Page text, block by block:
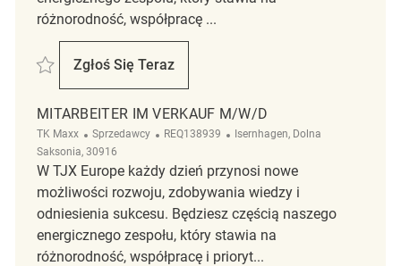
różnorodność, współpracę ...
Zapisać Mitarbeiter im Verkauf (m/w/d) REQ119010
Zgłoś Się Teraz
Mitarbeiter Im Verkauf (m/w/d)
MITARBEITER IM VERKAUF M/W/D
TK Maxx Kategoria
Sprzedawcy ReqId
REQ138939 Lokalizacja
Isernhagen, Dolna
Saksonia, 30916
W TJX Europe każdy dzień przynosi nowe
możliwości rozwoju, zdobywania wiedzy i
odniesienia sukcesu. Będziesz częścią naszego
energicznego zespołu, który stawia na
różnorodność, współpracę i prioryt...